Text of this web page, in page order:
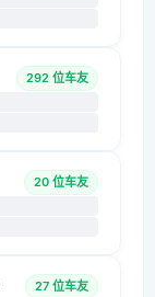
292 位车友
20 位车友
27 位车友